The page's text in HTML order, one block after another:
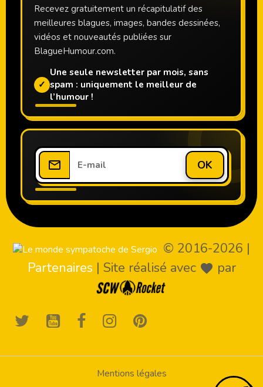
!
Recevez gratuitement un récapitulatif des
meilleures blagues, images, bandes dessinées,
vidéos et nouveautés publiées sur
BlagueHumour.com.
✓
Une seule newsletter par mois, sans
spam : uniquement le meilleur de
l’humour !
OK
© 2016-2026 |
Partenaires | Site réalisé avec par
Mentions légales